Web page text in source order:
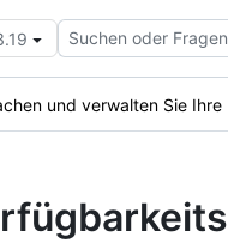
Suchen oder Fragen
und verwalten Sie Ihre